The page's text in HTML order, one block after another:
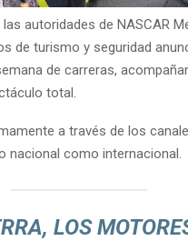
autoridades de NASCAR
de turismo y seguridad
de carreras,
total.
a través de los
nacional como internacional.
LOS